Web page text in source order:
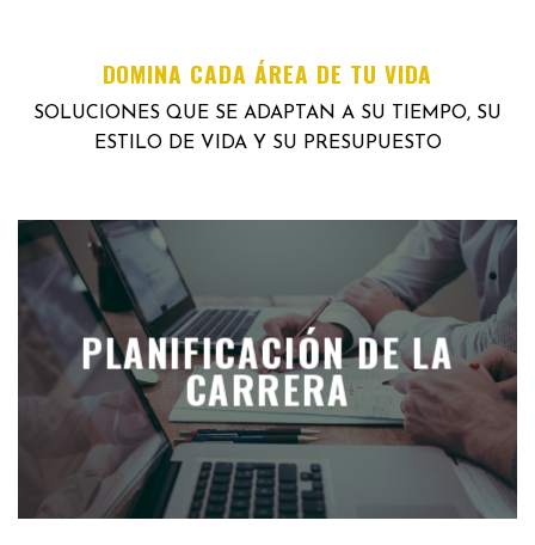
DOMINA CADA ÁREA DE TU VIDA
SOLUCIONES QUE SE ADAPTAN A SU TIEMPO, SU
ESTILO DE VIDA Y SU PRESUPUESTO
PLANIFICACIÓN DE LA
CARRERA